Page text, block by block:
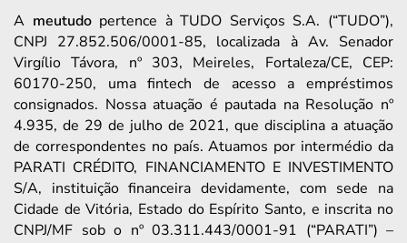
A meutudopertence à TUDO Serviços S.A. (“TUDO”),
CNPJ 27.852.506/0001-85, localizada à Av. Senador
Virgílio Távora, nº 303, Meireles, Fortaleza/CE, CEP:
60170-250, uma fintech de acesso a empréstimos
consignados. Nossa atuação é pautada na Resolução nº
4.935, de 29 de julho de 2021, que disciplina a atuação
de correspondentes no país. Atuamos por intermédio da
PARATI CRÉDITO, FINANCIAMENTO E INVESTIMENTO
S/A, instituição financeira devidamente, com sede na
Cidade de Vitória, Estado do Espírito Santo, e inscrita no
CNPJ/MF sob o nº 03.311.443/0001-91 (“PARATI”) –